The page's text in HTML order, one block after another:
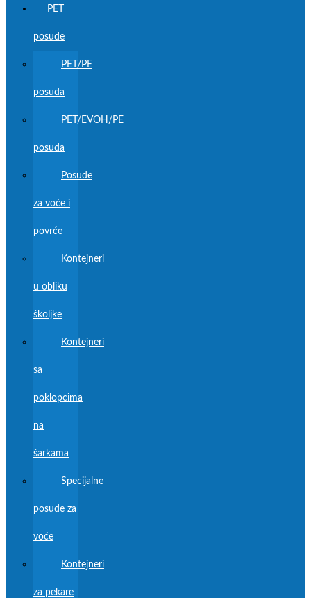
PET
posude
PET/PE
posuda
PET/EVOH/PE
posuda
Posude
za voće i
povrće
Kontejneri
u obliku
školjke
Kontejneri
sa
poklopcima
na
šarkama
Specijalne
posude za
voće
Kontejneri
za pekare